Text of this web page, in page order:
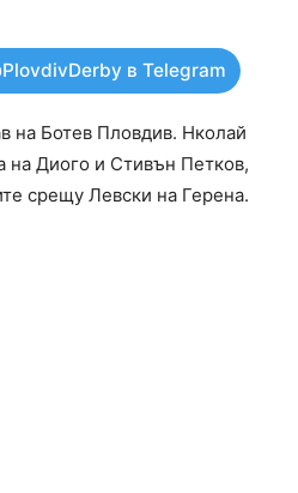
в Telegram
на Ботев Пловдив. Нколай
на Диого и Стивън Петков,
срещу Левски на Герена.